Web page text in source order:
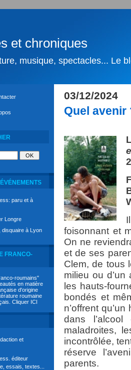
et chroniques
musique, spectacles... Le
paru et à
Longre
disquaire à Lyon
FRANCO-
roumains"
en matière
d'origine
roumaine
Cliquer ICI
et
éditeur
essais, textes...
03/12/2024
Quel avenir
foisonnant et
On ne
et de ses
Clem, de tous
milieu ou
les hauts-
bondés et
n’offrent
dans
maladroites,
incontrôlée,
réserve
parents.